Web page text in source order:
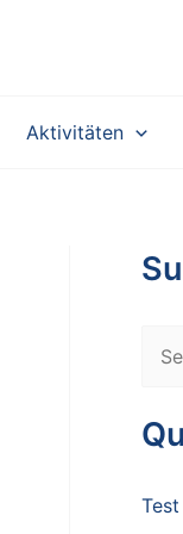
Aktivitäten
a
c